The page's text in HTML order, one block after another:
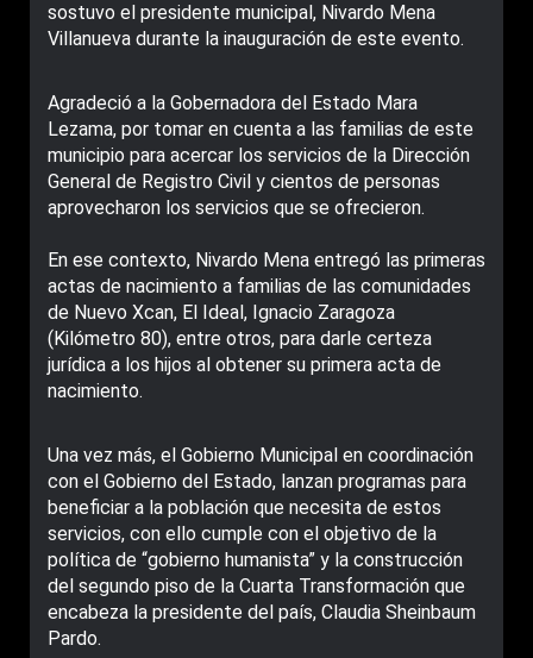
sostuvo el presidente municipal, Nivardo Mena
Villanueva durante la inauguración de este evento.
Agradeció a la Gobernadora del Estado Mara
Lezama, por tomar en cuenta a las familias de este
municipio para acercar los servicios de la Dirección
General de Registro Civil y cientos de personas
aprovecharon los servicios que se ofrecieron.
En ese contexto, Nivardo Mena entregó las primeras
actas de nacimiento a familias de las comunidades
de Nuevo Xcan, El Ideal, Ignacio Zaragoza
(Kilómetro 80), entre otros, para darle certeza
jurídica a los hijos al obtener su primera acta de
nacimiento.
Una vez más, el Gobierno Municipal en coordinación
con el Gobierno del Estado, lanzan programas para
beneficiar a la población que necesita de estos
servicios, con ello cumple con el objetivo de la
política de “gobierno humanista” y la construcción
del segundo piso de la Cuarta Transformación que
encabeza la presidente del país, Claudia Sheinbaum
Pardo.